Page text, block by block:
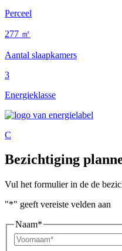
Perceel
277 ㎡
Aantal slaapkamers
3
Energieklasse
C
Bezichtiging
Vul het formulier in de de
"*" geeft vereiste velden aan
Naam*